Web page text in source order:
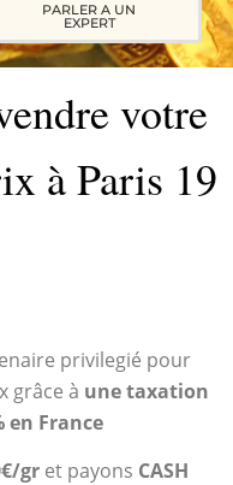
PARLER A UN
EXPERT
votre
à Paris 19
privilegié pour
grâce à une taxation
en France
gr et payons CASH